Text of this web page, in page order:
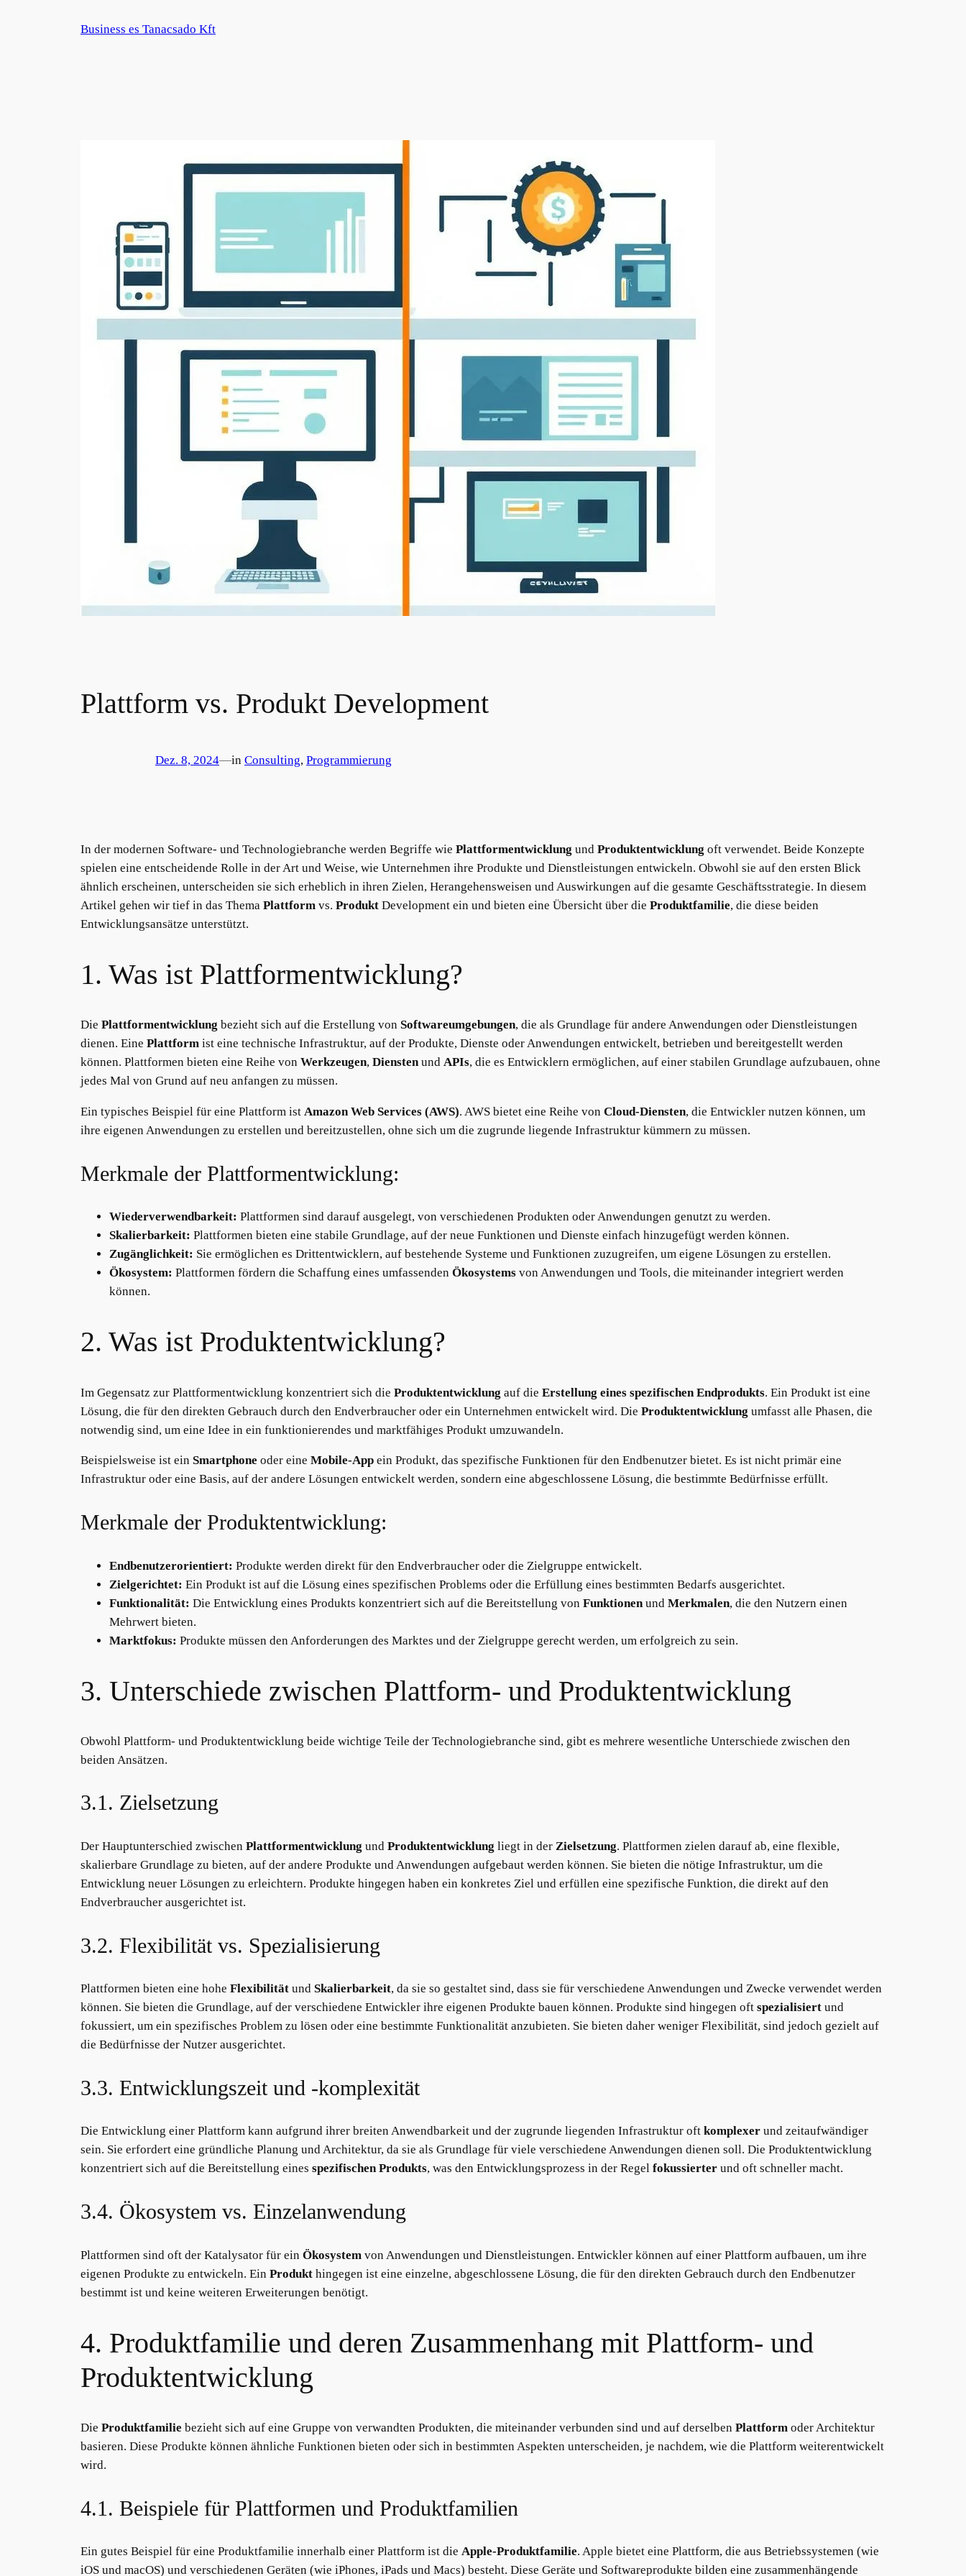
Business es Tanacsado Kft
Plattform vs. Produkt Development
Dez. 8, 2024—in Consulting, Programmierung
In der modernen Software- und Technologiebranche werden Begriffe wie Plattformentwicklung und Produktentwicklung oft verwendet. Beide Konzepte
spielen eine entscheidende Rolle in der Art und Weise, wie Unternehmen ihre Produkte und Dienstleistungen entwickeln. Obwohl sie auf den ersten Blick
ähnlich erscheinen, unterscheiden sie sich erheblich in ihren Zielen, Herangehensweisen und Auswirkungen auf die gesamte Geschäftsstrategie. In diesem
Artikel gehen wir tief in das Thema Plattform vs. Produkt Development ein und bieten eine Übersicht über die Produktfamilie, die diese beiden
Entwicklungsansätze unterstützt.
1. Was ist Plattformentwicklung?
Die Plattformentwicklung bezieht sich auf die Erstellung von Softwareumgebungen, die als Grundlage für andere Anwendungen oder Dienstleistungen
dienen. Eine Plattform ist eine technische Infrastruktur, auf der Produkte, Dienste oder Anwendungen entwickelt, betrieben und bereitgestellt werden
können. Plattformen bieten eine Reihe von Werkzeugen, Dienstenund APIs, die es Entwicklern ermöglichen, auf einer stabilen Grundlage aufzubauen, ohne
jedes Mal von Grund auf neu anfangen zu müssen.
Ein typisches Beispiel für eine Plattform ist Amazon Web Services (AWS). AWS bietet eine Reihe von Cloud-Diensten, die Entwickler nutzen können, um
ihre eigenen Anwendungen zu erstellen und bereitzustellen, ohne sich um die zugrunde liegende Infrastruktur kümmern zu müssen.
Merkmale der Plattformentwicklung:
Wiederverwendbarkeit: Plattformen sind darauf ausgelegt, von verschiedenen Produkten oder Anwendungen genutzt zu werden.
Skalierbarkeit: Plattformen bieten eine stabile Grundlage, auf der neue Funktionen und Dienste einfach hinzugefügt werden können.
Zugänglichkeit: Sie ermöglichen es Drittentwicklern, auf bestehende Systeme und Funktionen zuzugreifen, um eigene Lösungen zu erstellen.
Ökosystem: Plattformen fördern die Schaffung eines umfassenden Ökosystems von Anwendungen und Tools, die miteinander integriert werden
können.
2. Was ist Produktentwicklung?
Im Gegensatz zur Plattformentwicklung konzentriert sich die Produktentwicklung auf die Erstellung eines spezifischen Endprodukts. Ein Produkt ist eine
Lösung, die für den direkten Gebrauch durch den Endverbraucher oder ein Unternehmen entwickelt wird. Die Produktentwicklung umfasst alle Phasen, die
notwendig sind, um eine Idee in ein funktionierendes und marktfähiges Produkt umzuwandeln.
Beispielsweise ist ein Smartphone oder eine Mobile-App ein Produkt, das spezifische Funktionen für den Endbenutzer bietet. Es ist nicht primär eine
Infrastruktur oder eine Basis, auf der andere Lösungen entwickelt werden, sondern eine abgeschlossene Lösung, die bestimmte Bedürfnisse erfüllt.
Merkmale der Produktentwicklung:
Endbenutzerorientiert: Produkte werden direkt für den Endverbraucher oder die Zielgruppe entwickelt.
Zielgerichtet: Ein Produkt ist auf die Lösung eines spezifischen Problems oder die Erfüllung eines bestimmten Bedarfs ausgerichtet.
Funktionalität: Die Entwicklung eines Produkts konzentriert sich auf die Bereitstellung von Funktionen und Merkmalen, die den Nutzern einen
Mehrwert bieten.
Marktfokus: Produkte müssen den Anforderungen des Marktes und der Zielgruppe gerecht werden, um erfolgreich zu sein.
3. Unterschiede zwischen Plattform- und Produktentwicklung
Obwohl Plattform- und Produktentwicklung beide wichtige Teile der Technologiebranche sind, gibt es mehrere wesentliche Unterschiede zwischen den
beiden Ansätzen.
3.1. Zielsetzung
Der Hauptunterschied zwischen Plattformentwicklung und Produktentwicklung liegt in der Zielsetzung. Plattformen zielen darauf ab, eine flexible,
skalierbare Grundlage zu bieten, auf der andere Produkte und Anwendungen aufgebaut werden können. Sie bieten die nötige Infrastruktur, um die
Entwicklung neuer Lösungen zu erleichtern. Produkte hingegen haben ein konkretes Ziel und erfüllen eine spezifische Funktion, die direkt auf den
Endverbraucher ausgerichtet ist.
3.2. Flexibilität vs. Spezialisierung
Plattformen bieten eine hohe Flexibilität und Skalierbarkeit, da sie so gestaltet sind, dass sie für verschiedene Anwendungen und Zwecke verwendet werden
können. Sie bieten die Grundlage, auf der verschiedene Entwickler ihre eigenen Produkte bauen können. Produkte sind hingegen oft spezialisiert und
fokussiert, um ein spezifisches Problem zu lösen oder eine bestimmte Funktionalität anzubieten. Sie bieten daher weniger Flexibilität, sind jedoch gezielt auf
die Bedürfnisse der Nutzer ausgerichtet.
3.3. Entwicklungszeit und -komplexität
Die Entwicklung einer Plattform kann aufgrund ihrer breiten Anwendbarkeit und der zugrunde liegenden Infrastruktur oft komplexer und zeitaufwändiger
sein. Sie erfordert eine gründliche Planung und Architektur, da sie als Grundlage für viele verschiedene Anwendungen dienen soll. Die Produktentwicklung
konzentriert sich auf die Bereitstellung eines spezifischen Produkts, was den Entwicklungsprozess in der Regel fokussierter und oft schneller macht.
3.4. Ökosystem vs. Einzelanwendung
Plattformen sind oft der Katalysator für ein Ökosystem von Anwendungen und Dienstleistungen. Entwickler können auf einer Plattform aufbauen, um ihre
eigenen Produkte zu entwickeln. Ein Produkt hingegen ist eine einzelne, abgeschlossene Lösung, die für den direkten Gebrauch durch den Endbenutzer
bestimmt ist und keine weiteren Erweiterungen benötigt.
4. Produktfamilie und deren Zusammenhang mit Plattform- und
Produktentwicklung
Die Produktfamilie bezieht sich auf eine Gruppe von verwandten Produkten, die miteinander verbunden sind und auf derselben Plattform oder Architektur
basieren. Diese Produkte können ähnliche Funktionen bieten oder sich in bestimmten Aspekten unterscheiden, je nachdem, wie die Plattform weiterentwickelt
wird.
4.1. Beispiele für Plattformen und Produktfamilien
Ein gutes Beispiel für eine Produktfamilie innerhalb einer Plattform ist die Apple-Produktfamilie. Apple bietet eine Plattform, die aus Betriebssystemen (wie
iOS und macOS) und verschiedenen Geräten (wie iPhones, iPads und Macs) besteht. Diese Geräte und Softwareprodukte bilden eine zusammenhängende